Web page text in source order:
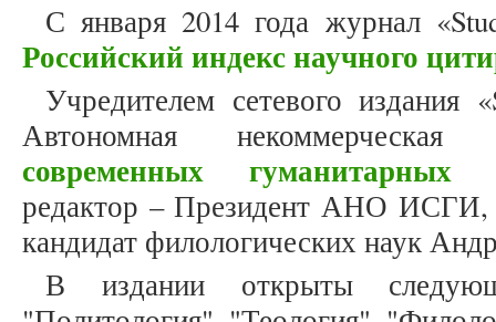
С января 2014 года журнал
Российский индекс научного
Учредителем сетевого издания
Автономная
современных гуманитарных
редактор – Президент АНО ИСГИ,
кандидат филологических наук
В издании открыты